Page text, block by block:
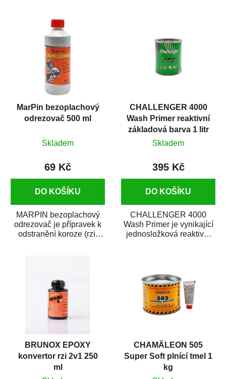
MarPin bezoplachový
odrezovač 500 ml
Skladem
69 Kč
DO KOŠÍKU
MARPIN bezoplachový
odrezovač je přípravek k
odstranění koroze (rzi)
CHALLENGER 4000
Wash Primer reaktivní
základová barva 1 litr
Skladem
395 Kč
DO KOŠÍKU
CHALLENGER 4000
Wash Primer je vynikající
jednosložková reaktivní
BRUNOX EPOXY
konvertor rzi 2v1 250
ml
CHAMÄLEON 505
Super Soft plnící tmel 1
kg